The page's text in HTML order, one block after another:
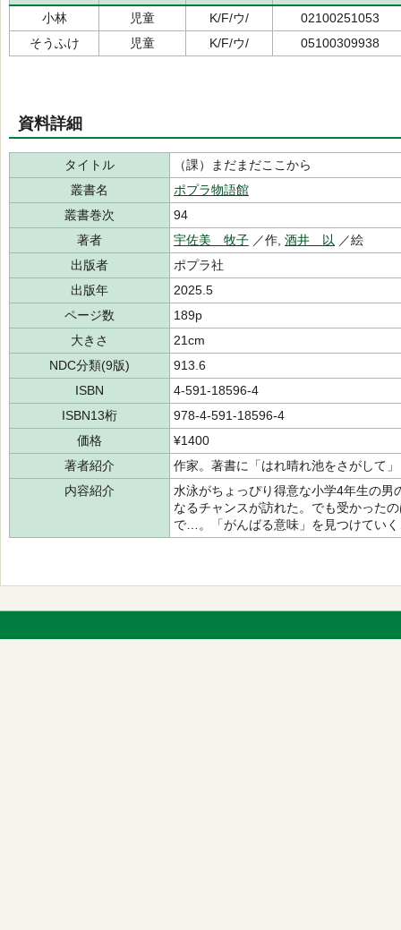
小林
児童 K/F/ウ/
02100251053
そうふけ
児童 K/F/ウ/ 05100309938
資料詳細
タイトル
（課）まだまだここから
叢書名
ポプラ物語館
叢書巻次
94
著者
宇佐美 牧子 ／作, 酒井 以 ／絵
出版者
ポプラ社
出版年
2025.5
ページ数
189p
大きさ
21cm
NDC分類(9版)
913.6
ISBN
4-591-18596-4
ISBN13桁
978-4-591-18596-4
価格
¥1400
著者紹介
作家。著書に「はれ晴れ池をさがして
内容紹介
水泳がちょっぴり得意な小学4年生の
なるチャンスが訪れた。でも受かった
で…。「がんばる意味」を見つけてい